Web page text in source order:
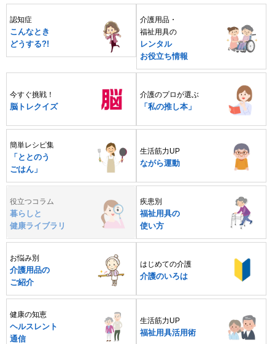
認知症
こんなとき
どうする?!
介護用品・
福祉用具の
レンタル
お役立ち情報
今すぐ挑戦！
脳トレクイズ
介護のプロが選ぶ
「私の推し本」
簡単レシピ集
「ととのう
ごはん」
生活筋力UP
ながら運動
役立つコラム
暮らしと
健康ライブラリ
疾患別
福祉用具の
使い方
お悩み別
介護用品の
ご紹介
はじめての介護
介護のいろは
健康の知恵
ヘルスレント
通信
生活筋力UP
福祉用具活用術